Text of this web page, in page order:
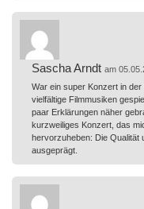
Sascha Arndt am
War ein super Konzert in
vielfältige Filmmusiken
paar Erklärungen näher
kurzweiliges Konzert, das
hervorzuheben: Die Qualität
ausgeprägt.